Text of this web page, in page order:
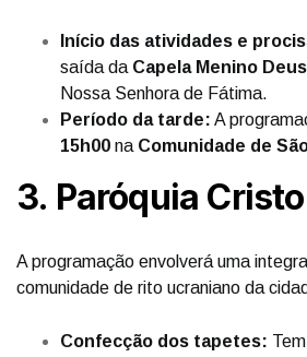
Início das atividades e
saída da Capela Menino Deus
Nossa Senhora de Fátima.
Período da tarde: A
15h00 na Comunidade de
3. Paróquia
A programação envolverá uma
comunidade de rito ucraniano da
Confecção dos tapetes: